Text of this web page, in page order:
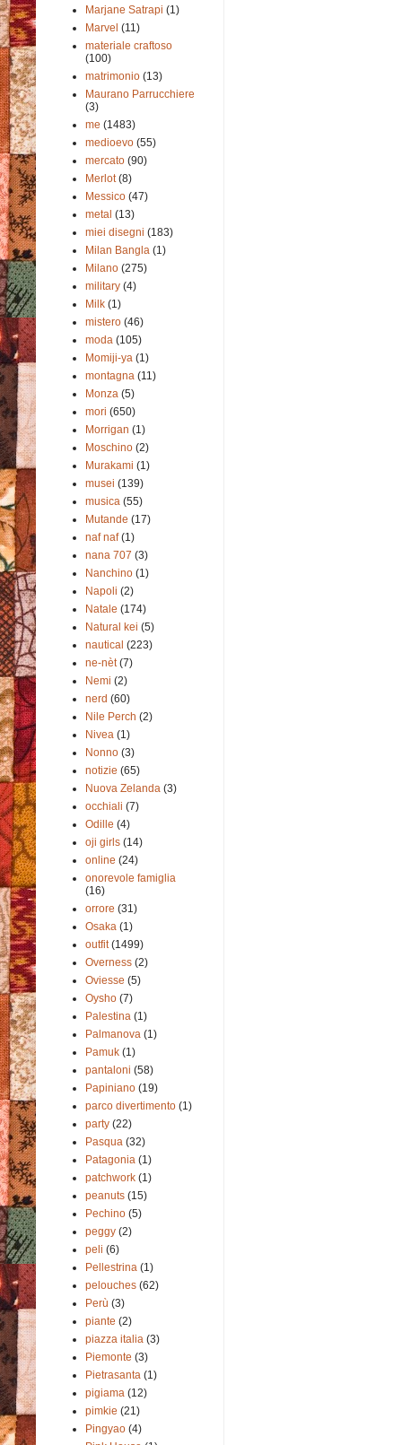
Marjane Satrapi (1)
Marvel (11)
materiale craftoso
(100)
matrimonio (13)
Maurano Parrucchiere
(3)
me (1483)
medioevo (55)
mercato (90)
Merlot (8)
Messico (47)
metal (13)
miei disegni (183)
Milan Bangla (1)
Milano (275)
military (4)
Milk (1)
mistero (46)
moda (105)
Momiji-ya (1)
montagna (11)
Monza (5)
mori (650)
Morrigan (1)
Moschino (2)
Murakami (1)
musei (139)
musica (55)
Mutande (17)
naf naf (1)
nana 707 (3)
Nanchino (1)
Napoli (2)
Natale (174)
Natural kei (5)
nautical (223)
ne-nèt (7)
Nemi (2)
nerd (60)
Nile Perch (2)
Nivea (1)
Nonno (3)
notizie (65)
Nuova Zelanda (3)
occhiali (7)
Odille (4)
oji girls (14)
online (24)
onorevole famiglia
(16)
orrore (31)
Osaka (1)
outfit (1499)
Overness (2)
Oviesse (5)
Oysho (7)
Palestina (1)
Palmanova (1)
Pamuk (1)
pantaloni (58)
Papiniano (19)
parco divertimento (1)
party (22)
Pasqua (32)
Patagonia (1)
patchwork (1)
peanuts (15)
Pechino (5)
peggy (2)
peli (6)
Pellestrina (1)
pelouches (62)
Perù (3)
piante (2)
piazza italia (3)
Piemonte (3)
Pietrasanta (1)
pigiama (12)
pimkie (21)
Pingyao (4)